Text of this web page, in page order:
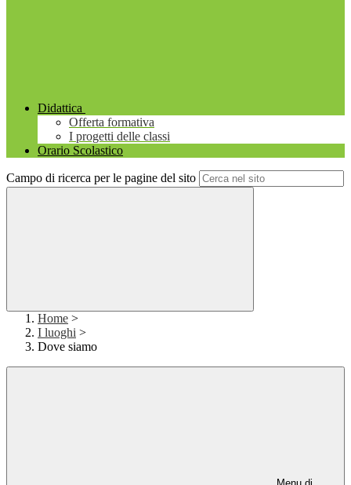
Didattica
Offerta formativa
I progetti delle classi
Orario Scolastico
Campo di ricerca per le pagine del sito
Home >
I luoghi >
Dove siamo